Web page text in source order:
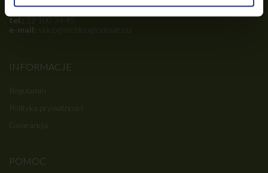
tel.:22 100 34 45
e-mail:
sklep@mebleogrodowe.eu
INFORMACJE
Regulamin
Polityka prywatności
Gwarancja
POMOC